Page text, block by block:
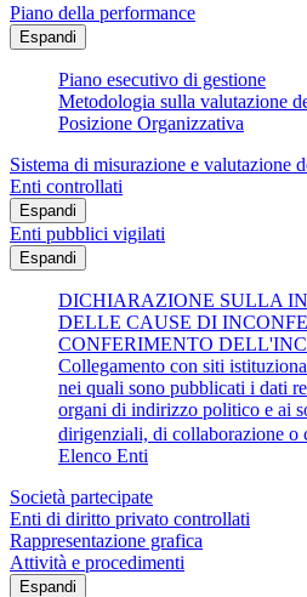
Piano della performance
Espandi
Piano esecutivo di gestione
Metodologia sulla valutazione
Posizione Organizzativa
Sistema di misurazione e valutazione
Enti controllati
Espandi
Enti pubblici vigilati
Espandi
DICHIARAZIONE SULLA
DELLE CAUSE DI
CONFERIMENTO
Collegamento con siti
nei quali sono pubblicati i dati
organi di indirizzo politico e ai
dirigenziali, di collaborazione o
Elenco Enti
Società partecipate
Enti di diritto privato controllati
Rappresentazione grafica
Attività e procedimenti
Espandi